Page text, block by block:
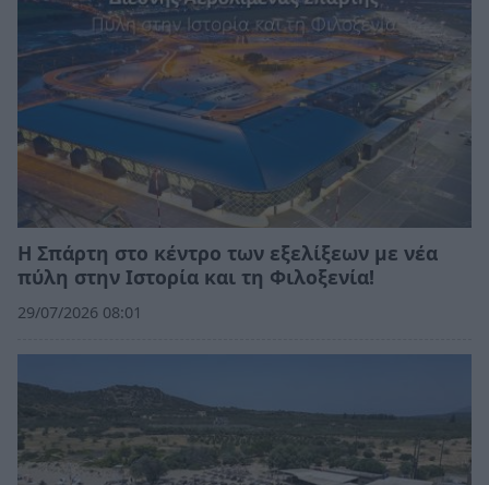
Η Σπάρτη στο κέντρο των εξελίξεων με νέα
πύλη στην Ιστορία και τη Φιλοξενία!
29/07/2026 08:01